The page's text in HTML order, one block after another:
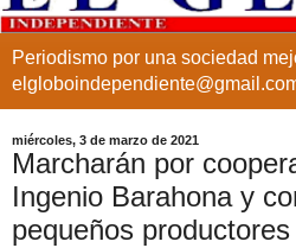
Periodismo por una sociedad
miércoles, 3 de marzo de 2021
Marcharán por
Ingenio Barahona y
pequeños productores